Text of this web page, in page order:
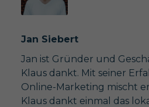
Jan Siebert
Jan ist Gründer und
Klaus dankt. Mit seiner
Online-Marketing mischt
Klaus dankt einmal das